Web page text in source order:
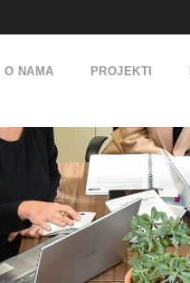
O NAMA PROJEKTI